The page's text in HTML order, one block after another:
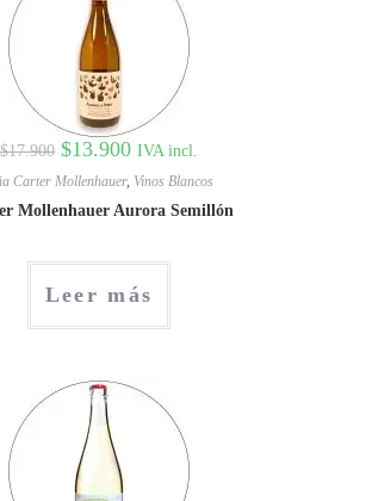
$17.900 $13.900 IVA incl.
Carter Mollenhauer, Vinos Blancos
Mollenhauer Aurora Semillón
Leer más